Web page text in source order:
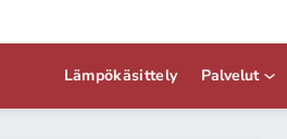
Lämpökäsittely Palvelut